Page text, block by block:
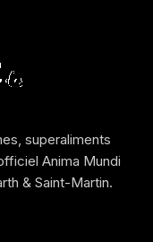
superaliments
Anima Mundi
& Saint-Martin.